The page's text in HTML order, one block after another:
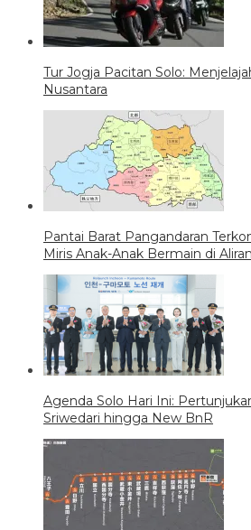
Tur Jogja Pacitan Solo:
Nusantara
Pantai Barat Pangandaran
Miris Anak-Anak Bermain di
Agenda Solo Hari Ini:
Sriwedari hingga New BnR